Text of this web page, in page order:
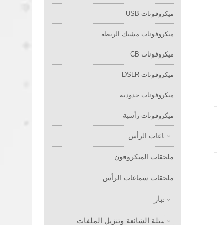
ميكروفونات USB
ميكروفونات مشبك الربطة
ميكروفونات CB
ميكروفونات DSLR
ميكروفونات حدودية
ميكروفونات-رأسية
سماعات الرأس
ملحقات الميكروفون
ملحقات سماعات الرأس
الأخبار
الأسئلة الشائعة وتنزيل الملفات